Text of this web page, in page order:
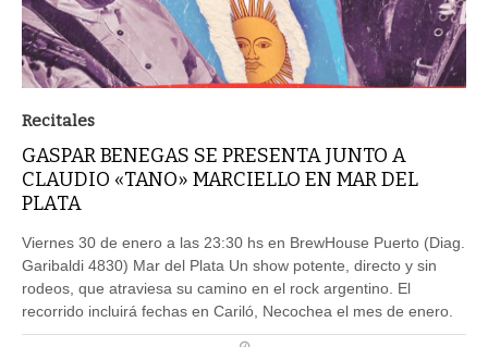
Recitales
GASPAR BENEGAS SE PRESENTA JUNTO A
CLAUDIO «TANO» MARCIELLO EN MAR DEL
PLATA
Viernes 30 de enero a las 23:30 hs en BrewHouse Puerto (Diag.
Garibaldi 4830) Mar del Plata Un show potente, directo y sin
rodeos, que atraviesa su camino en el rock argentino. El
recorrido incluirá fechas en Cariló, Necochea el mes de enero.